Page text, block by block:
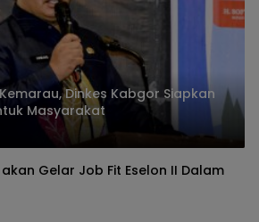
Dinkes Kabgor Siapkan
Masyarakat
Gelar Job Fit Eselon II Dalam